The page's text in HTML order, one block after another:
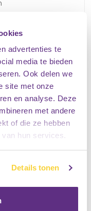
advertenties te
media te bieden
Ook delen we
site met onze
en analyse. Deze
met andere
of die ze hebben
hun services.
Details tonen
rug-, zij- als
optimale
belangrijke rol
met
van materialen die
zorgt ervoor dat